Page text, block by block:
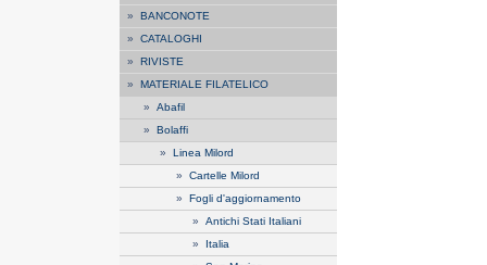
» BANCONOTE
» CATALOGHI
» RIVISTE
» MATERIALE FILATELICO
» Abafil
» Bolaffi
» Linea Milord
» Cartelle Milord
» Fogli d'aggiornamento
» Antichi Stati Italiani
» Italia